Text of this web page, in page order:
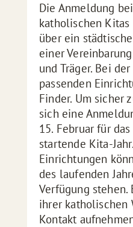
Die Anmeldung
katholischen
über ein
einer
und Träger. Bei
passenden
Finder. Um sicher
sich eine
15. Februar für
startende Kita-
Einrichtungen
des laufenden
Verfügung
ihrer katholischen
Kontakt